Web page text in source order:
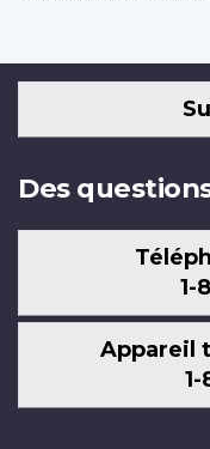
Des
1-
Appareil
1-